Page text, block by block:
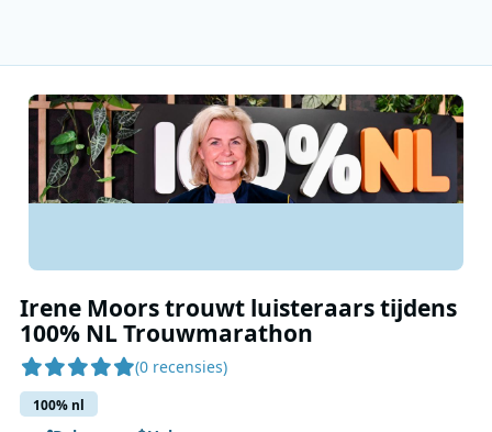
Irene Moors trouwt luisteraars tijdens
100% NL Trouwmarathon
(0 recensies)
100% nl